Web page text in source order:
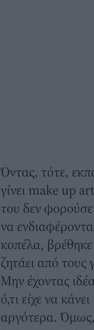
Όντας, τότε,
γίνει make up
του δεν
να
κοπέλα, βρέθηκε
ζητάει από τους
Μην έχοντας
ό,τι είχε να
αργότερα. Όμως,